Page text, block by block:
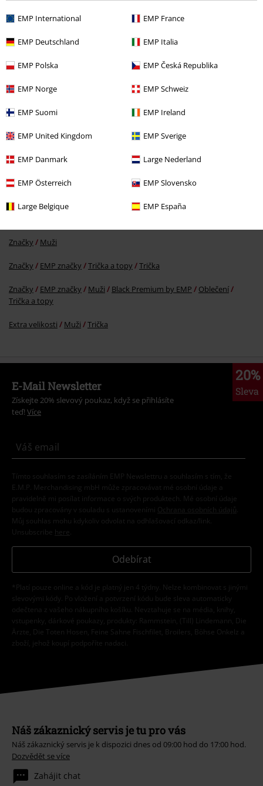
EMP International EMP France
EMP Deutschland EMP Italia
EMP Polska EMP Česká Republika
EMP Norge EMP Schweiz
EMP Suomi EMP Ireland
EMP United Kingdom EMP Sverige
EMP Danmark Large Nederland
EMP Österreich EMP Slovensko
Large Belgique EMP España
Naposledy navštívené
SLEVA 46%
More categories. More options.
Značky Muži
Značky EMP značky Trička a topy Trička
Značky EMP značky Muži Black Premium by EMP
Oblečení
Trička a topy
Extra velikosti Muži Trička
20%
Sleva
E-Mail Newsletter
Získejte 20% slevový poukaz, když se přihlásíte
teď! Více
Tímto souhlasím se zasíláním EMP Newslettru a souhlasím s tím, že
E.M.P. Merchandising mbH může zpracovávat mé osobní údaje a
pravidelně mi posílat informace o svých produktech. Mé osobní údaje
budou zpracovány v souladu s ustanoveními
Ochrana osobních údajů
Můj souhlas mohu kdykoliv odvolat na odhlašovací odkaz/link.
Unsubscribe here
Odebírat
*Platí pouze online a kód je platný jen 4 týdny. Nelze kombinovat s jinými
slevovými kódy. Po vložení a potvrzení kódu bude sleva automaticky
odečtena z vašeho nákupního košíku. Nevztahuje se na média, knihy,
vstupenky, dárkové poukazy, produkty: Rammstein, (Till) Lindemann, Die
Ärzte, Die Toten Hosen, Feine Sahne Fischfilet, Broilers, Böhse Onkelz a
zboží, jehož koupí podpoříte nadaci.
Náš zákaznický servis je tu pro vás
Náš zákaznický servis je k dispozici dnes od 09:00 hod do 17:00 hod.
Dozvědět se více
Zahájit chat